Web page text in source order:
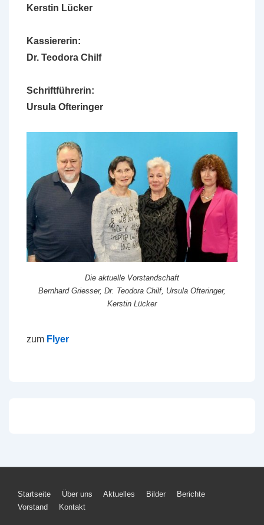
Kerstin Lücker
Kassiererin:
Dr. Teodora Chilf
Schriftführerin:
Ursula Ofteringer
Die aktuelle Vorstandschaft
Bernhard Griesser, Dr. Teodora Chilf, Ursula Ofteringer,
Kerstin Lücker
zum Flyer
Footer-
Startseite Über uns Aktuelles Bilder
Berichte
Vorstand
Kontakt